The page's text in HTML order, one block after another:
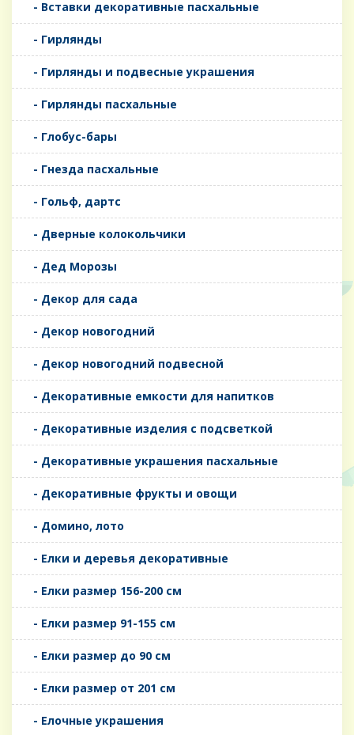
- Вставки декоративные пасхальные
- Гирлянды
- Гирлянды и подвесные украшения
- Гирлянды пасхальные
- Глобус-бары
- Гнезда пасхальные
- Гольф, дартс
- Дверные колокольчики
- Дед Морозы
- Декор для сада
- Декор новогодний
- Декор новогодний подвесной
- Декоративные емкости для напитков
- Декоративные изделия с подсветкой
- Декоративные украшения пасхальные
- Декоративные фрукты и овощи
- Домино, лото
- Елки и деревья декоративные
- Елки размер 156-200 см
- Елки размер 91-155 см
- Елки размер до 90 см
- Елки размер от 201 см
- Елочные украшения